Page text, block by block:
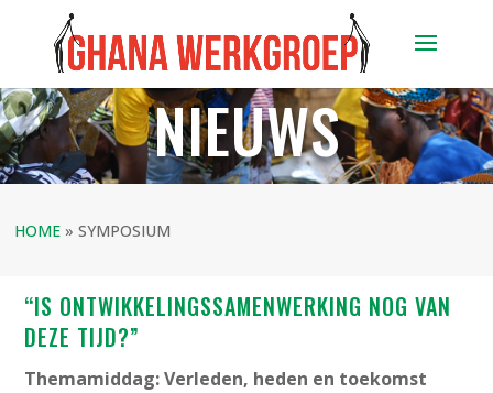
NIEUWS
HOME »SYMPOSIUM
“IS ONTWIKKELINGSSAMENWERKING NOG VAN
DEZE TIJD?”
Themamiddag:Verleden, heden en toekomst